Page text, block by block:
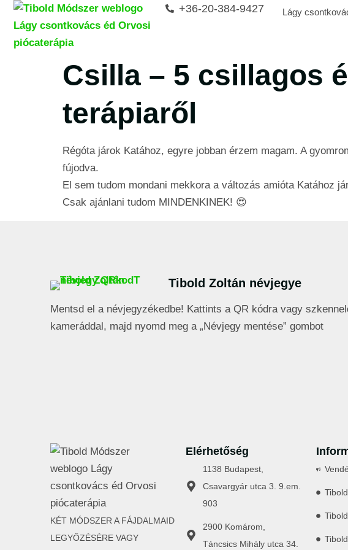
+36-20-384-9427 Lágy
Csilla – 5 csillagos
terápiaről
Régóta járok Katához, egyre jobban érzem magam. A
fújodva.
El sem tudom mondani mekkora a változás amióta Katához
Csak ajánlani tudom MINDENKINEK! 😍
Tibold Zoltán névjegye
Mentsd el a névjegyzékedbe! Kattints a QR kódra vagy
kameráddal, majd nyomd meg a „Névjegy mentése” gombot
KÉT MÓDSZER A FÁJDALMAID
LEGYŐZÉSÉRE VAGY
Elérhetőség
1138 Budapest,
Csavargyár utca 3. 9.em.
903
2900 Komárom,
Táncsics Mihály utca 34.